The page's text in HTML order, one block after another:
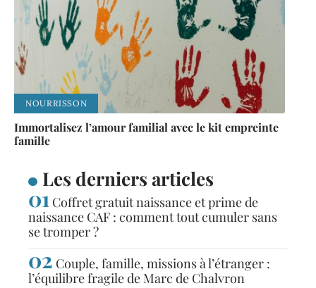
NOURRISSON
Immortalisez l’amour familial avec le kit empreinte
famille
Les derniers articles
Coffret gratuit naissance et prime de
naissance CAF : comment tout cumuler sans
se tromper ?
Couple, famille, missions à l’étranger :
l’équilibre fragile de Marc de Chalvron